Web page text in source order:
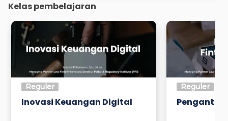
Kelas pembelajaran
Reguler
Inovasi Keuangan Digital
Reguler
Pengantar